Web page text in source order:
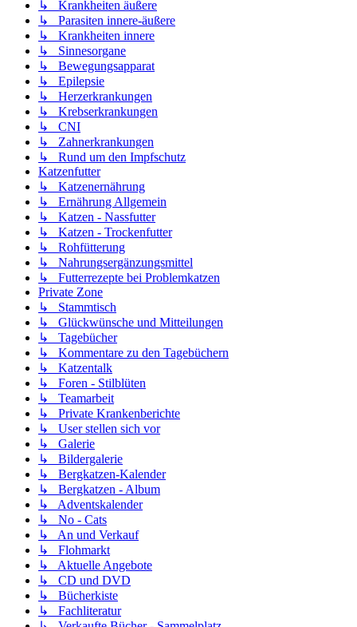
↳ Krankheiten äußere
↳ Parasiten innere-äußere
↳ Krankheiten innere
↳ Sinnesorgane
↳ Bewegungsapparat
↳ Epilepsie
↳ Herzerkrankungen
↳ Krebserkrankungen
↳ CNI
↳ Zahnerkrankungen
↳ Rund um den Impfschutz
Katzenfutter
↳ Katzenernährung
↳ Ernährung Allgemein
↳ Katzen - Nassfutter
↳ Katzen - Trockenfutter
↳ Rohfütterung
↳ Nahrungsergänzungsmittel
↳ Futterrezepte bei Problemkatzen
Private Zone
↳ Stammtisch
↳ Glückwünsche und Mitteilungen
↳ Tagebücher
↳ Kommentare zu den Tagebüchern
↳ Katzentalk
↳ Foren - Stilblüten
↳ Teamarbeit
↳ Private Krankenberichte
↳ User stellen sich vor
↳ Galerie
↳ Bildergalerie
↳ Bergkatzen-Kalender
↳ Bergkatzen - Album
↳ Adventskalender
↳ No - Cats
↳ An und Verkauf
↳ Flohmarkt
↳ Aktuelle Angebote
↳ CD und DVD
↳ Bücherkiste
↳ Fachliteratur